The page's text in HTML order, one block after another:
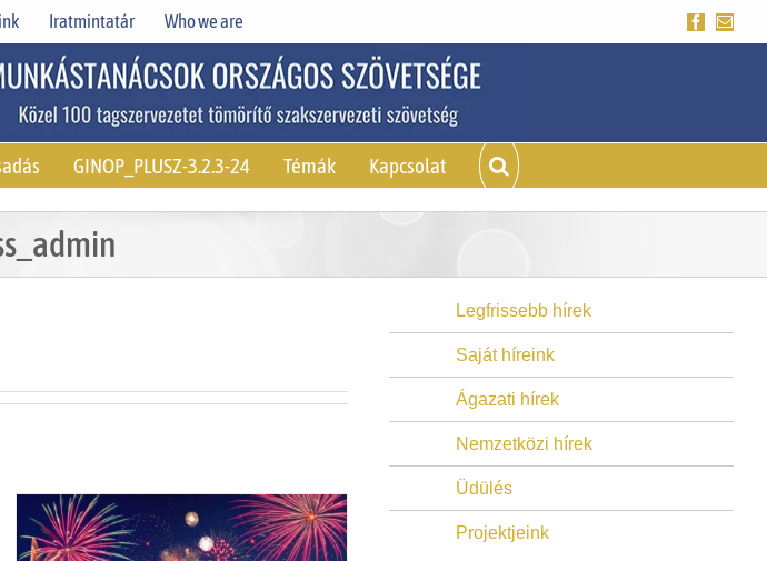
Iratmintatár Who we are Facebook
GINOP_PLUSZ-3.2.3-24 Témák Kapcsolat
Legfrissebb hírek
Saját híreink
Ágazati hírek
Nemzetközi hírek
Üdülés
Projektjeink